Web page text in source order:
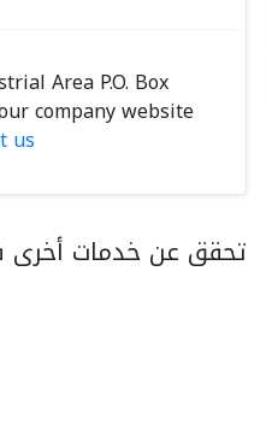
Area P.O. Box
company website
us
تحقق عن خدمات أخرى